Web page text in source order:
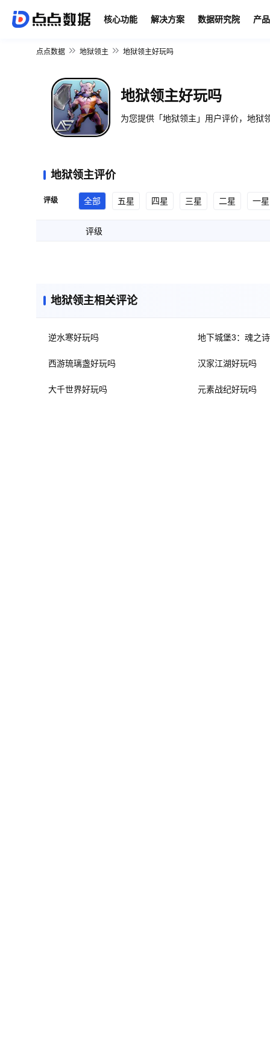
核心功能 解决方案 数据研究院 产
点点数据 地狱领主 地狱领主好玩吗
地狱领主好玩吗
为您提供「地狱领主」用户评价，地狱
地狱领主评价
评级 全部 五星 四星 三星 二星 一星
评级
地狱领主相关评论
逆水寒好玩吗 地下城堡3：魂之
西游琉璃盏好玩吗 汉家江湖好玩吗
大千世界好玩吗 元素战纪好玩吗